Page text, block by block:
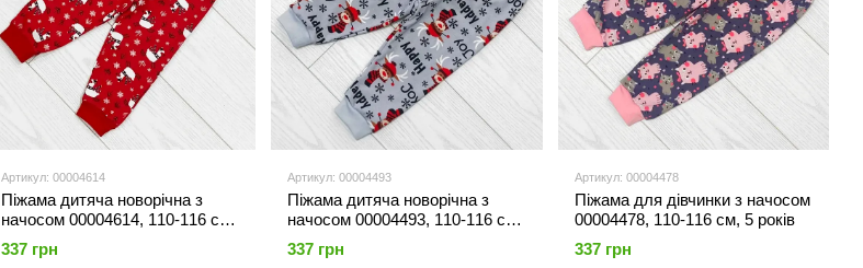
Артикул: 00004614
Піжама дитяча новорічна з
начосом 00004614, 110-116 см,
5 років
337 грн
Артикул: 00004493
Піжама дитяча новорічна з
начосом 00004493, 110-116 см,
5 років
337 грн
Артикул: 00004478
Піжама для дівчинки з начосом
00004478, 110-116 см, 5 років
337 грн